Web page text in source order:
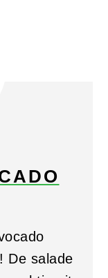
De salade